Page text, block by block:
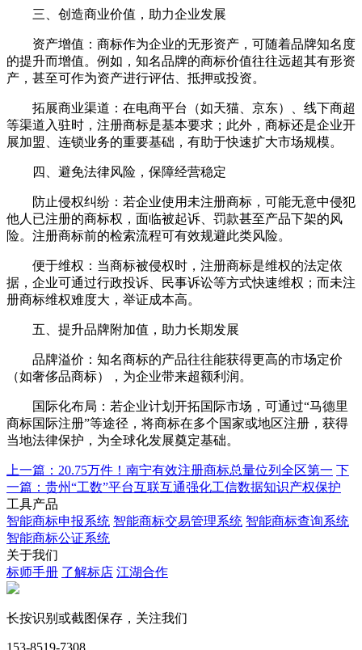
三、创造商业价值，助力企业发展
资产增值：商标作为企业的无形资产，可随着品牌知名度
的提升而增值。例如，知名品牌的商标价值往往远超其有形资
产，甚至可作为资产进行评估、抵押或投资。
拓展商业渠道：在电商平台（如天猫、京东）、线下商超
等渠道入驻时，注册商标是基本要求；此外，商标还是企业开
展加盟、连锁业务的重要基础，有助于快速扩大市场规模。
四、避免法律风险，保障经营稳定
防止侵权纠纷：若企业使用未注册商标，可能无意中侵犯
他人已注册的商标权，面临被起诉、罚款甚至产品下架的风
险。注册商标前的检索流程可有效规避此类风险。
便于维权：当商标被侵权时，注册商标是维权的法定依
据，企业可通过行政投诉、民事诉讼等方式快速维权；而未注
册商标维权难度大，举证成本高。
五、提升品牌附加值，助力长期发展
品牌溢价：知名商标的产品往往能获得更高的市场定价
（如奢侈品商标），为企业带来超额利润。
国际化布局：若企业计划开拓国际市场，可通过“马德里
商标国际注册”等途径，将商标在多个国家或地区注册，获得
当地法律保护，为全球化发展奠定基础。
上一篇：20.75万件！南宁有效注册商标总量位列全区第一 下
一篇：贵州“工数”平台互联互通强化工信数据知识产权保护
工具产品
智能商标申报系统 智能商标交易管理系统 智能商标查询系统
智能商标公证系统
关于我们
标师手册 了解标店 江湖合作
长按识别或截图保存，关注我们
153-8519-7308